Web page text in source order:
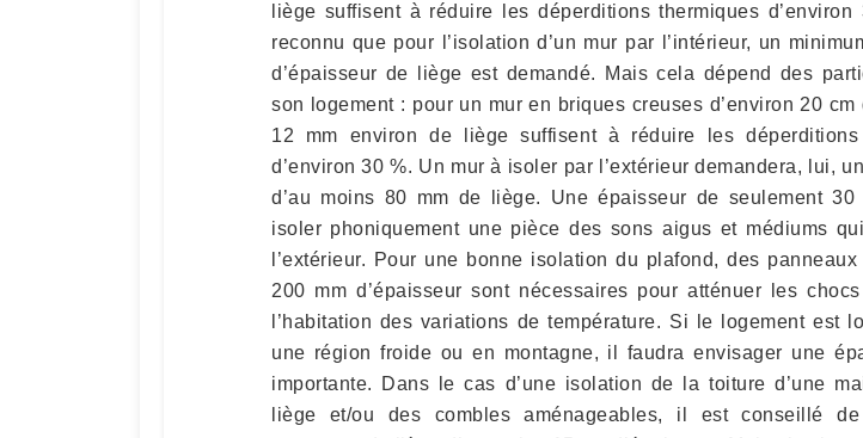
liège suffisent à réduire les déperditions thermiques
reconnu que pour l’isolation d’un mur par l’intérieur, un
d’épaisseur de liège est demandé. Mais cela dépend des
son logement : pour un mur en briques creuses d’environ 20 cm
12 mm environ de liège suffisent à réduire les déperditions
d’environ 30 %. Un mur à isoler par l’extérieur demandera, lui,
d’au moins 80 mm de liège. Une épaisseur de seulement 30
isoler phoniquement une pièce des sons aigus et médiums
l’extérieur. Pour une bonne isolation du plafond, des
200 mm d’épaisseur sont nécessaires pour atténuer les
l’habitation des variations de température. Si le logement est
une région froide ou en montagne, il faudra envisager une
importante. Dans le cas d’une isolation de la toiture d’une
liège et/ou des combles aménageables, il est conseillé